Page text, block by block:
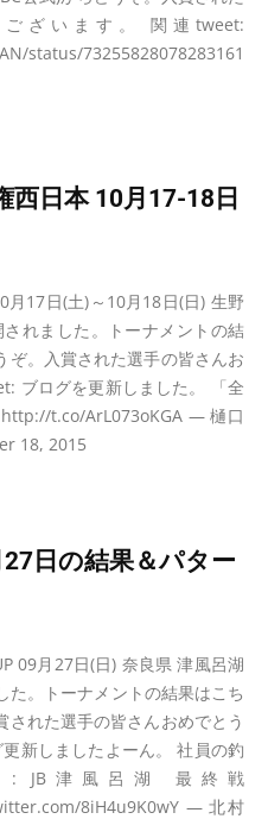
ざいます。 関連tweet:
status/73255828078283161
西日本 10月17-18日
17日(土)～10月18日(日) 生野
れました。トーナメントの結
ぞ。入賞された選手の皆さんお
ブログを更新しました。 「全
t.co/ArL073oKGA — 樋口
18, 2015
日の結果＆パター
09月27日(日) 奈良県 津風呂湖
た。トーナメントの結果はこち
された選手の皆さんおめでとう
新しましたよーん。 社員の釣
JB津風呂湖 最終戦
8iH4u9K0wY — 北村